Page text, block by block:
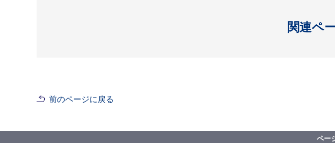
関連ペ
前のページに戻る
ペー